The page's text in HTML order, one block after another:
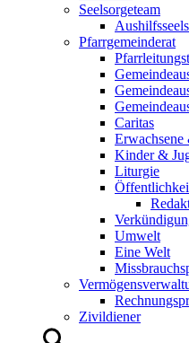
Seelsorgeteam
Pfarrgemeinderat
Caritas
Kinder &
Liturgie
Umwelt
Eine Welt
Zivildiener